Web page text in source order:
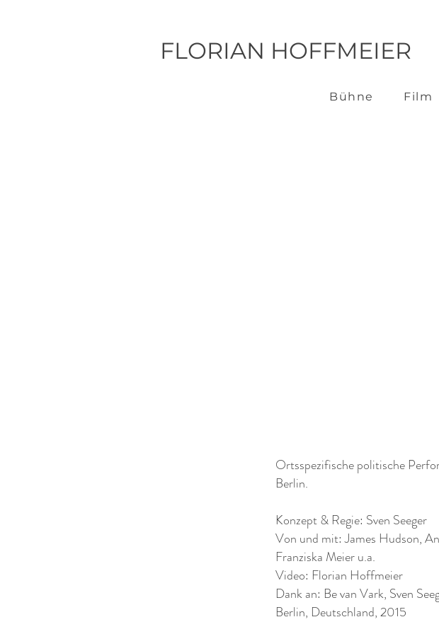
FLORIAN HOFFMEIER
Bühne Film
Ortsspezifische politische
Berlin.
Konzept & Regie: Sven Seeger
Von und mit: James Hudson,
Franziska Meier u.a.
Video: Florian Hoffmeier
Dank an: Be van Vark, Sven
Berlin, Deutschland, 2015